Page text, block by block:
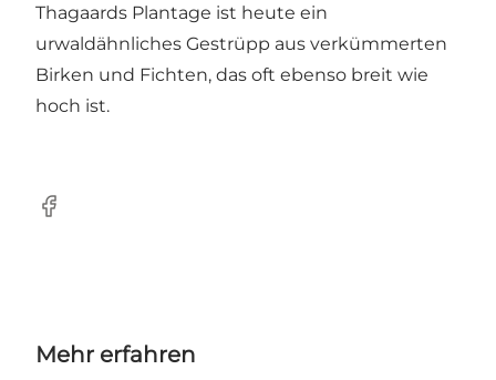
Thagaards Plantage ist heute ein
urwaldähnliches Gestrüpp aus verkümmerten
Birken und Fichten, das oft ebenso breit wie
hoch ist.
Facebook
Mehr erfahren